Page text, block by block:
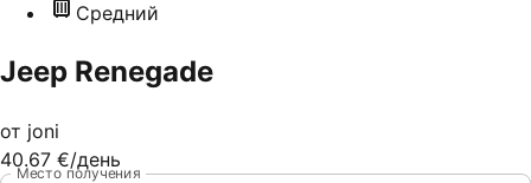
Средний
Jeep Renegade
от joni
40.67 €/день
Место получения